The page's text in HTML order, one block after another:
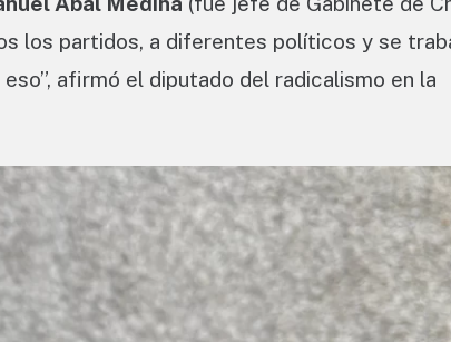
los partidos, a diferentes políticos y se
afirmó el diputado del radicalismo en la